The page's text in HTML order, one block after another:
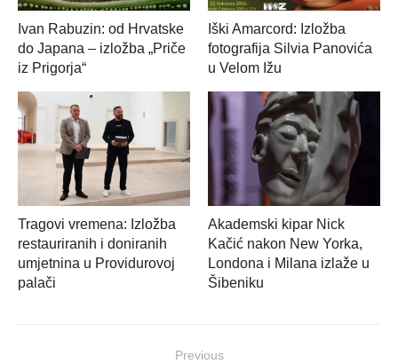
Ivan Rabuzin: od Hrvatske
do Japana – izložba „Priče
iz Prigorja“
Iški Amarcord: Izložba
fotografija Silvia Panovića
u Velom Ižu
Tragovi vremena: Izložba
restauriranih i doniranih
umjetnina u Providurovoj
palači
Akademski kipar Nick
Kačić nakon New Yorka,
Londona i Milana izlaže u
Šibeniku
Previous